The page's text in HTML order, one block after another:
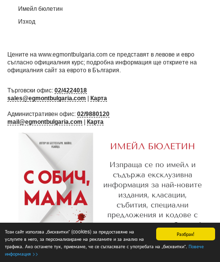
Разбрах!
Този сайт използва „бисквитки“ (cookies) за предоставяне на
услугите в него, за персонализиране на рекламите и за анализ на
трафика. Ако останете тук, приемаме, че се съгласявате с употребата на „бисквитки“. Повече
информация >>
Имейл бюлетин
Изход
Цените на www.egmontbulgaria.com се представят в левове и евро
съгласно официалния курс; подробна информация ще откриете на
официалния сайт за еврото в България
Търговски офис: 02/4224018
sales@egmontbulgaria.com
Карта
Административен офис: 02/9880120
mail@egmontbulgaria.com
Карта